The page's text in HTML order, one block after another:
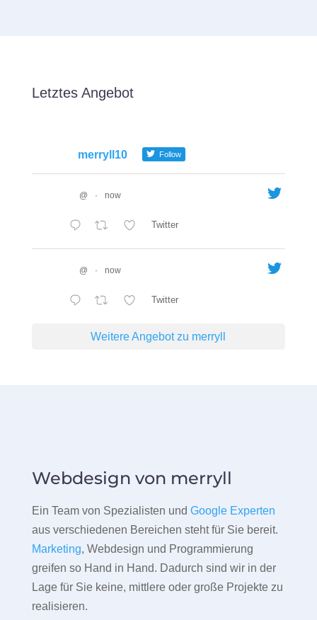
Letztes Angebot
merryll10 Follow
@ · now
Twitter
@ · now
Twitter
Weitere Angebot zu merryll
Webdesign von merryll
Ein Team von Spezialisten und Google Experten
aus verschiedenen Bereichen steht für Sie bereit.
Marketing, Webdesign und Programmierung
greifen so Hand in Hand. Dadurch sind wir in der
Lage für Sie keine, mittlere oder große Projekte zu
realisieren.